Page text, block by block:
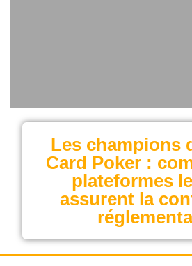
Les champions
Card Poker :
plateformes
assurent la